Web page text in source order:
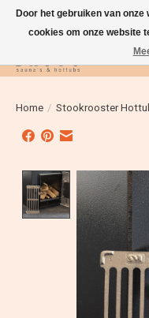
Home / Stookrooster
Product
Door het gebruiken van
cookies om onze website